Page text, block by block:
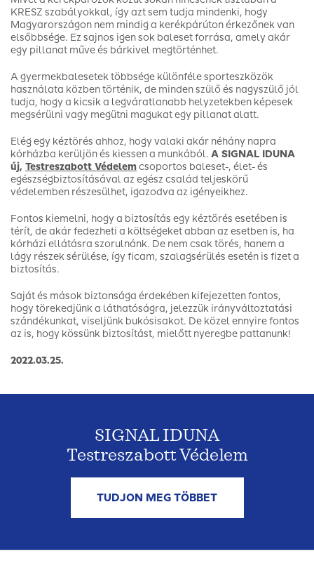
KRESZ szabályokkal, így azt sem tudja mindenki, hogy
Magyarországon nem mindig a kerékpárúton érkezőnek van
elsőbbsége. Ez sajnos igen sok baleset forrása, amely akár
egy pillanat műve és bárkivel megtörténhet.
A gyermekbalesetek többsége különféle sporteszközök
használata közben történik, de minden szülő és nagyszülő jól
tudja, hogy a kicsik a legváratlanabb helyzetekben képesek
megsérülni vagy megütni magukat egy pillanat alatt.
Elég egy kéztörés ahhoz, hogy valaki akár néhány napra
kórházba kerüljön és kiessen a munkából. A SIGNAL IDUNA
új, Testreszabott Védelemcsoportos baleset-, élet- és
egészségbiztosításával az egész család teljeskörű
védelemben részesülhet, igazodva az igényeikhez.
Fontos kiemelni, hogy a biztosítás egy kéztörés esetében is
térít, de akár fedezheti a költségeket abban az esetben is, ha
kórházi ellátásra szorulnánk. De nem csak törés, hanem a
lágy részek sérülése, így ficam, szalagsérülés esetén is fizet a
biztosítás.
Saját és mások biztonsága érdekében kifejezetten fontos,
hogy törekedjünk a láthatóságra, jelezzük irányváltoztatási
szándékunkat, viseljünk bukósisakot. De közel ennyire fontos
az is, hogy kössünk biztosítást, mielőtt nyeregbe pattanunk!
2022.03.25.
SIGNAL IDUNA
Testreszabott Védelem
TUDJON MEG TÖBBET